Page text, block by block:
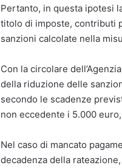
Pertanto, in questa ipotesi
titolo di imposte, contributi
sanzioni calcolate nella
Con la circolare
della riduzione delle
secondo le scadenze
non eccedente i 5.000
Nel caso di mancato
decadenza della